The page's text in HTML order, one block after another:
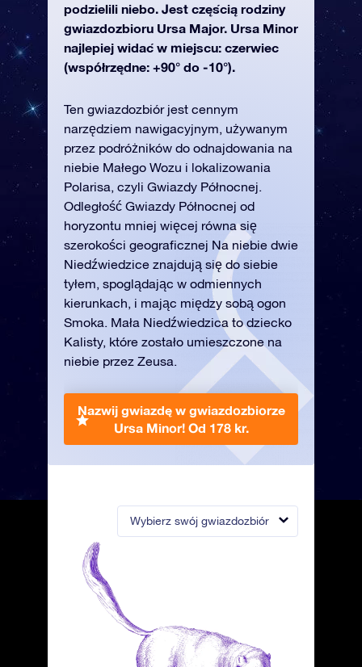
Wybierz swój gwiazdozbiór
podzielili niebo. Jest częścią rodziny
gwiazdozbioru Ursa Major. Ursa Minor
najlepiej widać w miejscu: czerwiec
(współrzędne: +90° do -10°).
Ten gwiazdozbiór jest cennym
narzędziem nawigacyjnym, używanym
przez podróżników do odnajdowania na
niebie Małego Wozu i lokalizowania
Polarisa, czyli Gwiazdy Północnej.
Odległość Gwiazdy Północnej od
horyzontu mniej więcej równa się
szerokości geograficznej Na niebie dwie
Niedźwiedzice znajdują się do siebie
tyłem, spoglądając w odmiennych
kierunkach, i mając między sobą ogon
Smoka. Mała Niedźwiedzica to dziecko
Kalisty, które zostało umieszczone na
niebie przez Zeusa.
Nazwij gwiazdę w gwiazdozbiorze
Ursa Minor! Od 178 kr.